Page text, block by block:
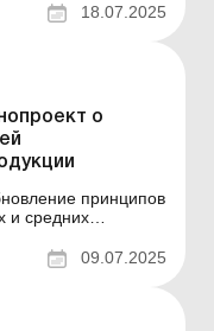
6 Пример
для
18.07.2025
о
принципов
и средних
и конкурентной
09.07.2025